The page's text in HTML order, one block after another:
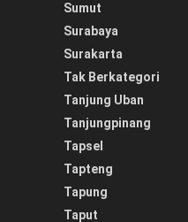
Sumut
Surabaya
Surakarta
Tak Berkategori
Tanjung Uban
Tanjungpinang
Tapsel
Tapteng
Tapung
Taput